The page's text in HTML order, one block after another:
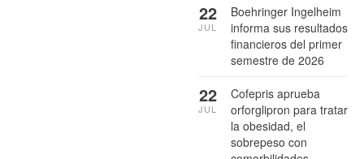
Boehringer Ingelheim
informa sus resultados
financieros del primer
semestre de 2026
22
JUL
Cofepris aprueba
orforglipron para tratar
la obesidad, el
sobrepeso con
22
JUL